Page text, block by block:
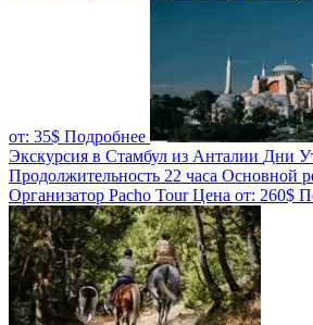
от: 35$ Подробнее
Экскурсия в Стамбул из Анталии Дни
Продолжительность 22 часа Основной
Организатор Pacho TourЦена от: 260$